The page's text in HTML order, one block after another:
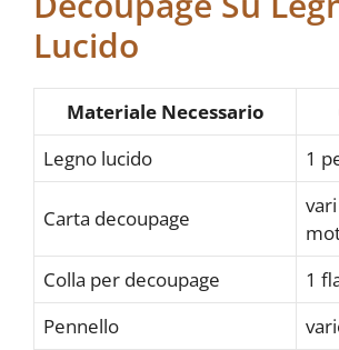
Lucido
Materiale Necessario
Legno lucido
1
Carta decoupage
Colla per decoupage
1
Pennello